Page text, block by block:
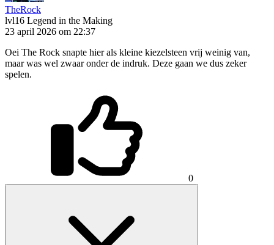
TheRock
lvl16 Legend in the Making
23 april 2026 om 22:37
Oei The Rock snapte hier als kleine kiezelsteen vrij weinig van,
maar was wel zwaar onder de indruk. Deze gaan we dus zeker
spelen.
0